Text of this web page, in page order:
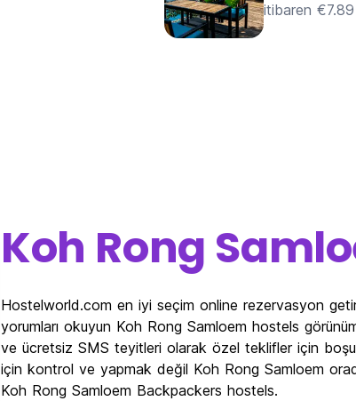
itibaren €7.89
Koh Rong
Hostelworld.com en iyi seçim online rezervasyon
yorumları okuyun Koh Rong Samloem hostels
ve ücretsiz SMS teyitleri olarak özel teklifler için
için kontrol ve yapmak değil Koh Rong Samloem
Koh Rong Samloem Backpackers hostels.